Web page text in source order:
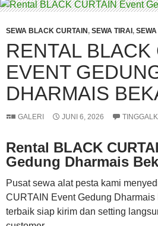
SEWA BLACK CURTAIN, SEWA TIRAI,
RENTAL BLACK
EVENT
DHARMAIS
GALERI JUNI 6, 2026
Rental BLACK
Gedung Dharmais
Pusat sewa alat pesta kami
CURTAIN Event Gedung
terbaik siap kirim dan setting